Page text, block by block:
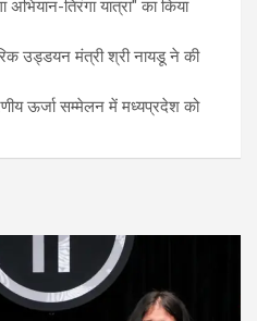
तिरंगा यात्रा" का किया
उड्डयन मंत्री श्री नायडू ने की
ऊर्जा सम्मेलन में मध्यप्रदेश को